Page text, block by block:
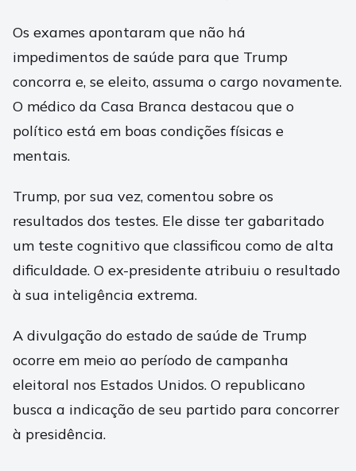
Os exames apontaram que não há
impedimentos de saúde para que Trump
concorra e, se eleito, assuma o cargo novamente.
O médico da Casa Branca destacou que o
político está em boas condições físicas e
mentais.
Trump, por sua vez, comentou sobre os
resultados dos testes. Ele disse ter gabaritado
um teste cognitivo que classificou como de alta
dificuldade. O ex-presidente atribuiu o resultado
à sua inteligência extrema.
A divulgação do estado de saúde de Trump
ocorre em meio ao período de campanha
eleitoral nos Estados Unidos. O republicano
busca a indicação de seu partido para concorrer
à presidência.